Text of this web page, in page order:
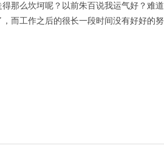
那么坎坷呢？以前朱百说我运气好？难道
而工作之后的很长一段时间没有好好的努